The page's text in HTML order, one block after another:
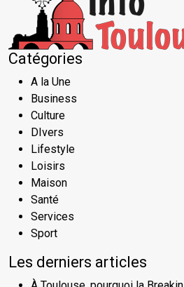
Catégories
A la Une
Business
Culture
DIvers
Lifestyle
Loisirs
Maison
Santé
Services
Sport
Les derniers articles